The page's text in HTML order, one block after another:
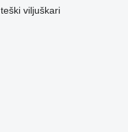
teški viljuškari